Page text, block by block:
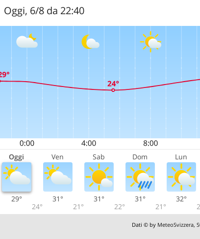
Oggi, 6/8 da 22:40
Oggi Ven Sab Dom Lun
29°
24°
31°
21°
31°
22°
31°
21°
32°
Dati © by MeteoSvizzera,